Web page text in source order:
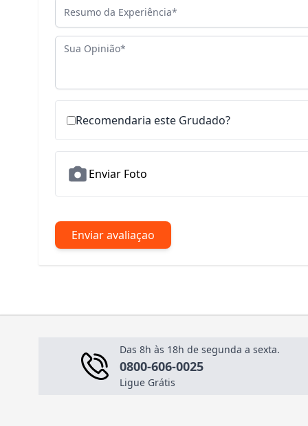
Resumo da Experiência
Sua Opinião
Recomendaria este Grudado?
Enviar Foto
Enviar avaliaçao
Das 8h às 18h de segunda a sexta.
0800-606-0025
Ligue Grátis